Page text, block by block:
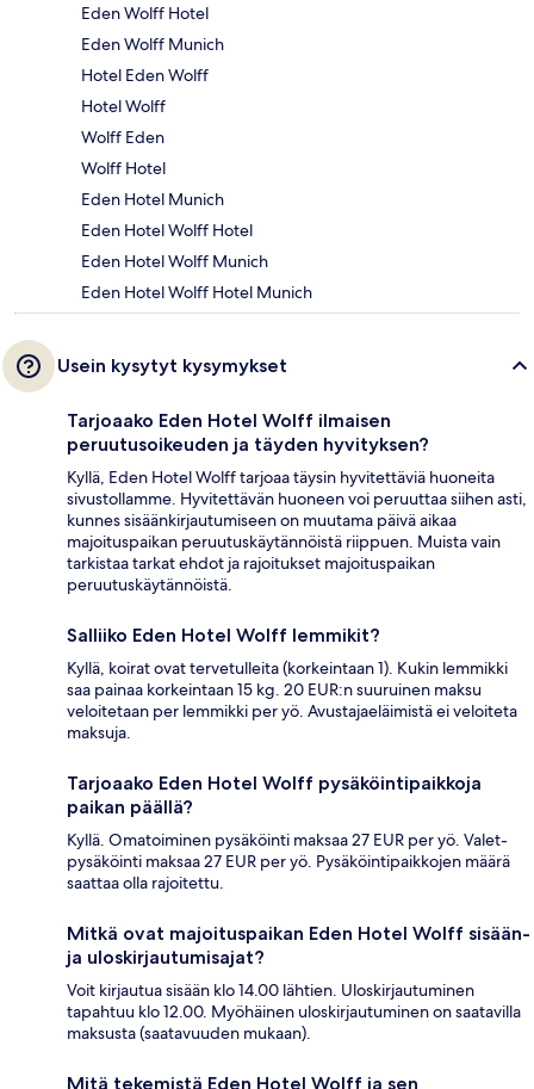
Eden Wolff Hotel
Eden Wolff Munich
Hotel Eden Wolff
Hotel Wolff
Wolff Eden
Wolff Hotel
Eden Hotel Munich
Eden Hotel Wolff Hotel
Eden Hotel Wolff Munich
Eden Hotel Wolff Hotel Munich
Usein kysytyt kysymykset
Tarjoaako Eden Hotel Wolff ilmaisen
peruutusoikeuden ja täyden hyvityksen?
Kyllä, Eden Hotel Wolff tarjoaa täysin hyvitettäviä huoneita
sivustollamme. Hyvitettävän huoneen voi peruuttaa siihen asti,
kunnes sisäänkirjautumiseen on muutama päivä aikaa
majoituspaikan peruutuskäytännöistä riippuen. Muista vain
tarkistaa tarkat ehdot ja rajoitukset majoituspaikan
peruutuskäytännöistä.
Salliiko Eden Hotel Wolff lemmikit?
Kyllä, koirat ovat tervetulleita (korkeintaan 1). Kukin lemmikki
saa painaa korkeintaan 15 kg. 20 EUR:n suuruinen maksu
veloitetaan per lemmikki per yö. Avustajaeläimistä ei veloiteta
maksuja.
Tarjoaako Eden Hotel Wolff pysäköintipaikkoja
paikan päällä?
Kyllä. Omatoiminen pysäköinti maksaa 27 EUR per yö. Valet-
pysäköinti maksaa 27 EUR per yö. Pysäköintipaikkojen määrä
saattaa olla rajoitettu.
Mitkä ovat majoituspaikan Eden Hotel Wolff sisään-
ja uloskirjautumisajat?
Voit kirjautua sisään klo 14.00 lähtien. Uloskirjautuminen
tapahtuu klo 12.00. Myöhäinen uloskirjautuminen on saatavilla
maksusta (saatavuuden mukaan).
Mitä tekemistä Eden Hotel Wolff ja sen